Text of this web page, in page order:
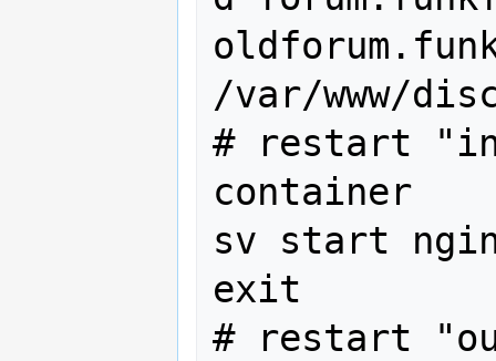
/var/www/
# restart
container
sv start
exit
# restart